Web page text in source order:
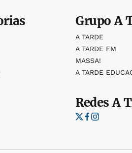
GrupoA
A TARDE
A TARDE FM
MASSA!
A TARDE
RedesA